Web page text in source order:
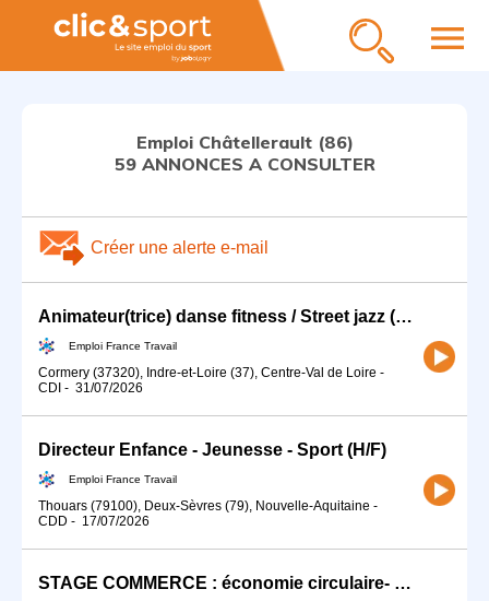
menu
Emploi Châtellerault (86)
59 ANNONCES A CONSULTER
Créer une alerte e-mail
Animateur(trice) danse fitness / Street jazz (H/F)
Emploi France Travail
Cormery (37320), Indre-et-Loire (37), Centre-Val de Loire -
CDI - 31/07/2026
Directeur Enfance - Jeunesse - Sport (H/F)
Emploi France Travail
Thouars (79100), Deux-Sèvres (79), Nouvelle-Aquitaine -
CDD - 17/07/2026
STAGE COMMERCE : économie circulaire- RSE (H/F)